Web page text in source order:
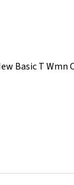
Basic T Wmn